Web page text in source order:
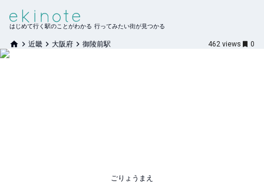
はじめて行く駅のことがわかる 行ってみたい街が見つかる
近畿 大阪府 御陵前駅 462 views 0
ごりょうまえ